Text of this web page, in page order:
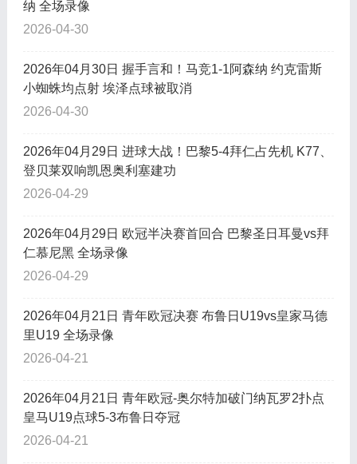
纳 全场录像
2026-04-30
2026年04月30日 握手言和！马竞1-1阿森纳 约克雷斯
小蜘蛛均点射 埃泽点球被取消
2026-04-30
2026年04月29日 进球大战！巴黎5-4拜仁占先机 K77、
登贝莱双响凯恩奥利塞建功
2026-04-29
2026年04月29日 欧冠半决赛首回合 巴黎圣日耳曼vs拜
仁慕尼黑 全场录像
2026-04-29
2026年04月21日 青年欧冠决赛 布鲁日U19vs皇家马德
里U19 全场录像
2026-04-21
2026年04月21日 青年欧冠-奥尔特加破门纳瓦罗2扑点
皇马U19点球5-3布鲁日夺冠
2026-04-21